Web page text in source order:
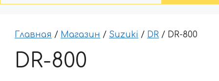
Главная / Магазин / Suzuki / DR / DR-800
DR-800